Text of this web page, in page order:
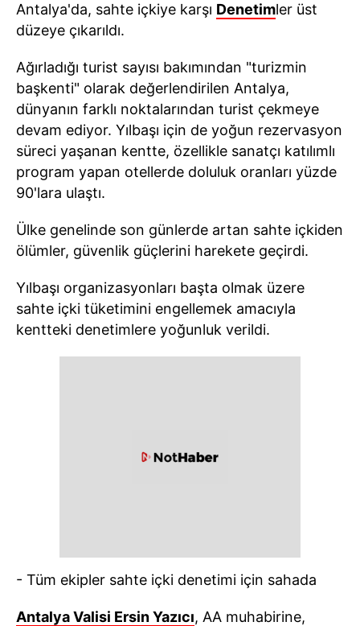
Antalya'da, sahte içkiye karşı Denetimler üst
düzeye çıkarıldı.
Ağırladığı turist sayısı bakımından "turizmin
başkenti" olarak değerlendirilen Antalya,
dünyanın farklı noktalarından turist çekmeye
devam ediyor. Yılbaşı için de yoğun rezervasyon
süreci yaşanan kentte, özellikle sanatçı katılımlı
program yapan otellerde doluluk oranları yüzde
90'lara ulaştı.
Ülke genelinde son günlerde artan sahte içkiden
ölümler, güvenlik güçlerini harekete geçirdi.
Yılbaşı organizasyonları başta olmak üzere
sahte içki tüketimini engellemek amacıyla
kentteki denetimlere yoğunluk verildi.
- Tüm ekipler sahte içki denetimi için sahada
Antalya Valisi Ersin Yazıcı, AA muhabirine,